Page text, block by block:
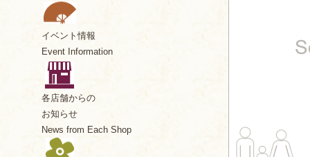
イベント情報
Event Information
各店舗からの
お知らせ
News from Each Shop